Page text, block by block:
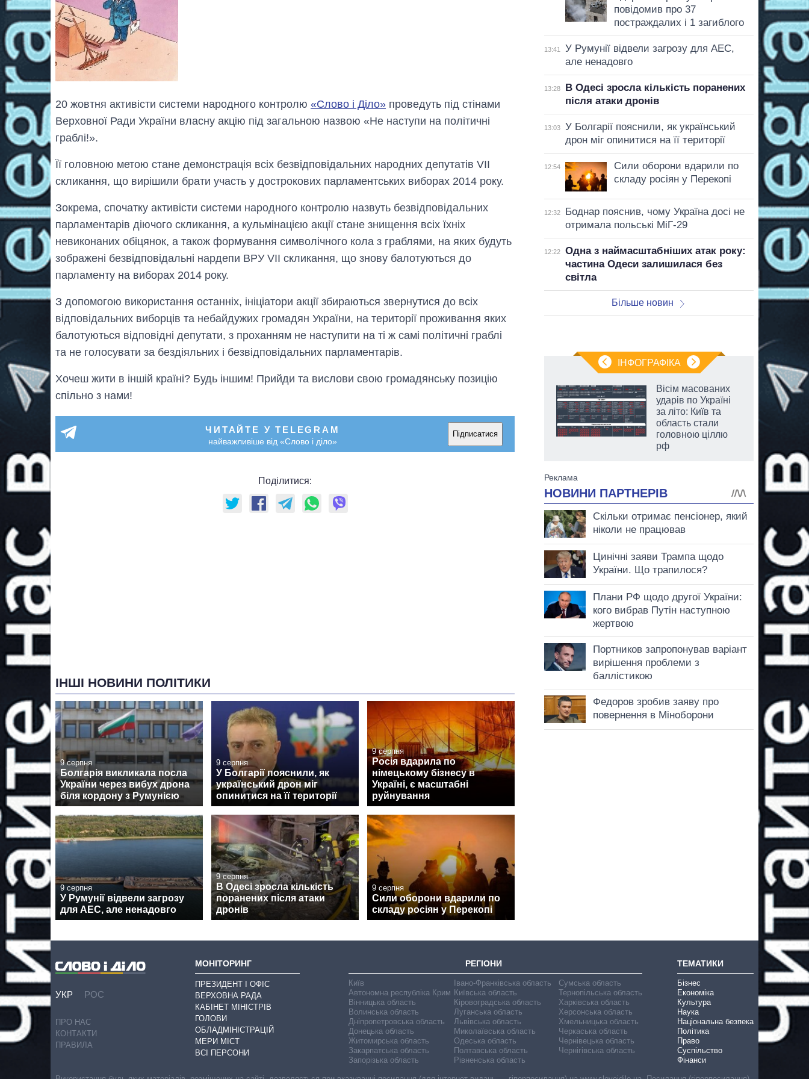
20 жовтня активісти системи народного контролю «Слово і Діло» проведуть під стінами
Верховної Ради України власну акцію під загальною назвою «Не наступи на політичні
граблі!».
Її головною метою стане демонстрація всіх безвідповідальних народних депутатів VII
скликання, що вирішили брати участь у дострокових парламентських виборах 2014 року.
Зокрема, спочатку активісти системи народного контролю назвуть безвідповідальних
парламентарів діючого скликання, а кульмінацією акції стане знищення всіх їхніх
невиконаних обіцянок, а також формування символічного кола з граблями, на яких будуть
зображені безвідповідальні нардепи ВРУ VII скликання, що знову балотуються до
парламенту на виборах 2014 року.
З допомогою використання останніх, ініціатори акції збираються звернутися до всіх
відповідальних виборців та небайдужих громадян України, на території проживання яких
балотуються відповідні депутати, з проханням не наступити на ті ж самі політичні граблі
та не голосувати за бездіяльних і безвідповідальних парламентарів.
Хочеш жити в іншій країні? Будь іншим! Прийди та вислови свою громадянську позицію
спільно з нами!
ЧИТАЙТЕ У TELEGRAM
найважливіше від «Слово і діло»
Підписатися
Поділитися:
ІНШІ НОВИНИ ПОЛІТИКИ
9 серпня
Болгарія викликала посла
України через вибух дрона
біля кордону з Румунією
9 серпня
У Болгарії пояснили, як
український дрон міг
опинитися на її території
9 серпня
Росія вдарила по
німецькому бізнесу в
Україні, є масштабні
руйнування
9 серпня
У Румунії відвели загрозу
для АЕС, але ненадовго
9 серпня
В Одесі зросла кількість
поранених після атаки
дронів
9 серпня
Сили оборони вдарили по
складу росіян у Перекопі
повідомив про 37
постраждалих і 1 загиблого
13:41
У Румунії відвели загрозу для АЕС,
але ненадовго
13:28
В Одесі зросла кількість поранених
після атаки дронів
13:03
У Болгарії пояснили, як український
дрон міг опинитися на її території
12:54
Сили оборони вдарили по
складу росіян у Перекопі
12:32
Боднар пояснив, чому Україна досі не
отримала польські МіГ-29
12:22
Одна з наймасштабніших атак року:
частина Одеси залишилася без
світла
Більше новин
ІНФОГРАФІКА
бакалаврат,
магістратуру та
аспірантуру
Вісім масованих
ударів по Україні
за літо: Київ та
область стали
головною ціллю
рф
УКР РОС
ПРО НАС
КОНТАКТИ
ПРАВИЛА
МОНІТОРИНГ
ПРЕЗИДЕНТ І ОФІС
ВЕРХОВНА РАДА
КАБІНЕТ МІНІСТРІВ
ГОЛОВИ
ОБЛАДМІНІСТРАЦІЙ
МЕРИ МІСТ
ВСІ ПЕРСОНИ
РЕГІОНИ
Київ
Автономна республіка Крим
Вінницька область
Волинська область
Дніпропетровська область
Донецька область
Житомирська область
Закарпатська область
Запорізька область
Івано-Франківська область
Київська область
Кіровоградська область
Луганська область
Львівська область
Миколаївська область
Одеська область
Полтавська область
Рівненська область
Сумська область
Тернопільська область
Харківська область
Херсонська область
Хмельницька область
Черкаська область
Чернівецька область
Чернігівська область
ТЕМАТИКИ
Бізнес
Економіка
Культура
Наука
Національна безпека
Політика
Право
Суспільство
Фінанси